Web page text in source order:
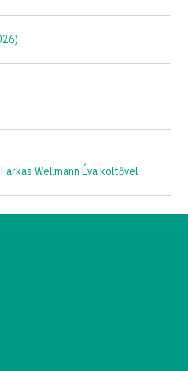
Wellmann Éva költővel